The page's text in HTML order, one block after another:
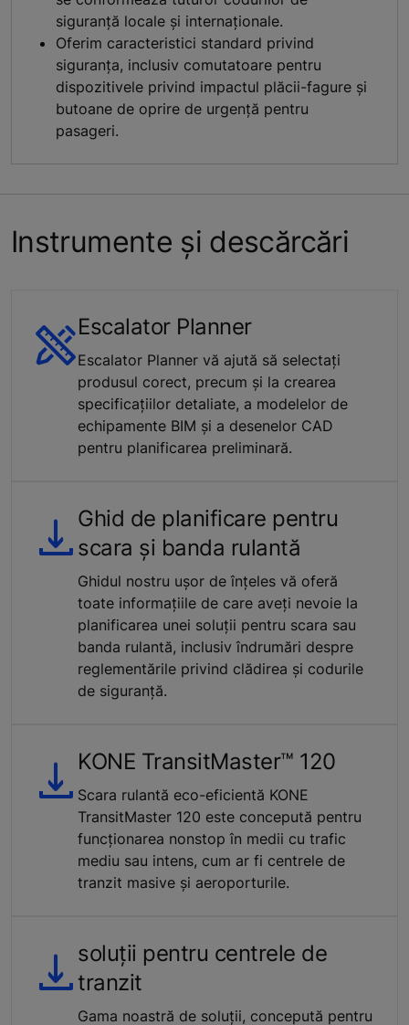
siguranță locale și internaționale.
Oferim caracteristici standard privind
siguranța, inclusiv comutatoare pentru
dispozitivele privind impactul plăcii-fagure și
butoane de oprire de urgență pentru
pasageri.
Instrumente și descărcări
Escalator Planner
Escalator Planner vă ajută să selectați
produsul corect, precum și la crearea
specificațiilor detaliate, a modelelor de
echipamente BIM și a desenelor CAD
pentru planificarea preliminară.
Ghid de planificare pentru
scara și banda rulantă
Ghidul nostru ușor de înțeles vă oferă
toate informațiile de care aveți nevoie la
planificarea unei soluții pentru scara sau
banda rulantă, inclusiv îndrumări despre
reglementările privind clădirea și codurile
de siguranță.
KONE TransitMaster™ 120
Scara rulantă eco-eficientă KONE
TransitMaster 120 este concepută pentru
funcționarea nonstop în medii cu trafic
mediu sau intens, cum ar fi centrele de
tranzit masive și aeroporturile.
soluții pentru centrele de
tranzit
Gama noastră de soluții, concepută pentru